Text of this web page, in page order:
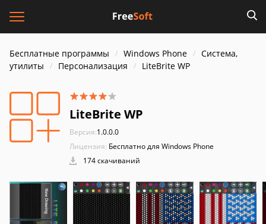
Бесплатные программы Windows Phone
Система,
утилиты
Персонализация LiteBrite WP
LiteBrite WP
Версия:1.0.0.0
Лицензия: Бесплатно для Windows Phone
174 скачиваний